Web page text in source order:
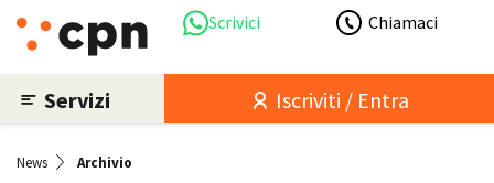
Scrivici Chiamaci
Servizi Iscriviti / Entra
News Archivio